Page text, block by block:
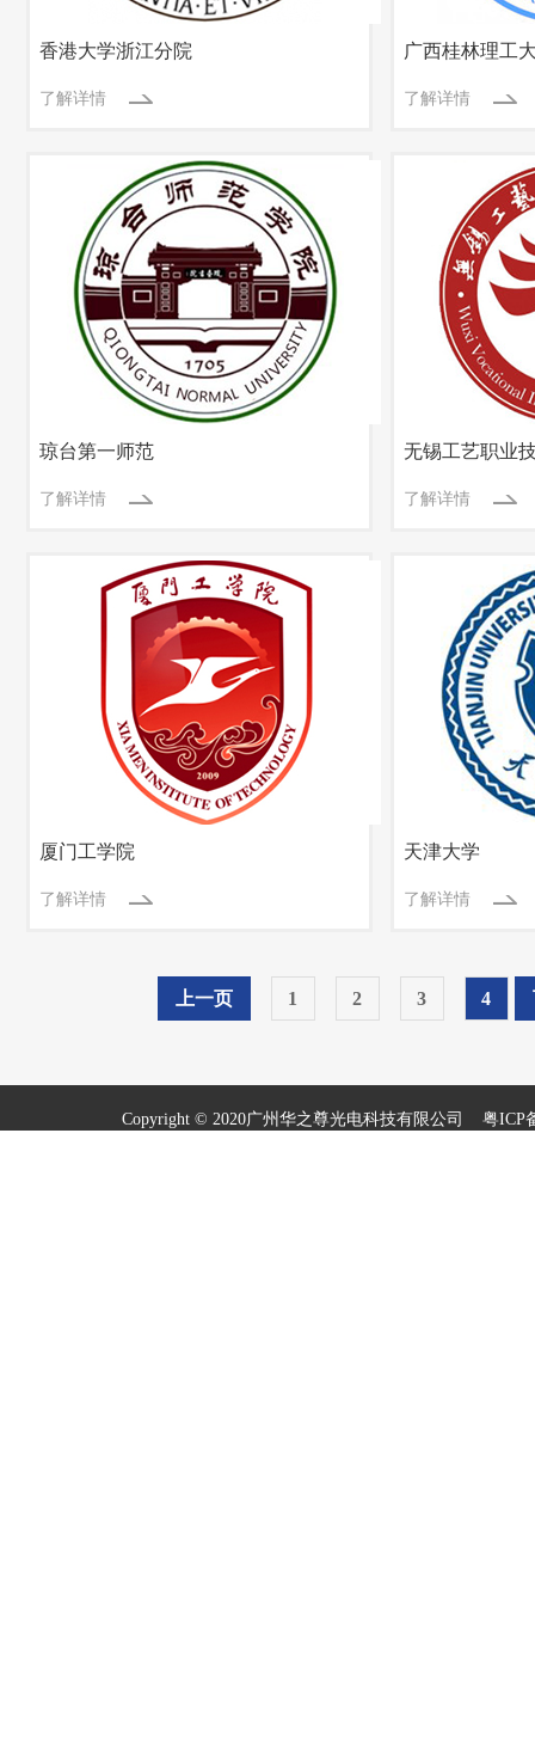
香港大学浙江分院
了解详情
广西桂林理工
了解详情
琼台第一师范
了解详情
无锡工艺职业
了解详情
厦门工学院
了解详情
天津大学
了解详情
上一页 1 2 3 4
Copyright © 2020广州华之尊光电科技有限公司 粤ICP